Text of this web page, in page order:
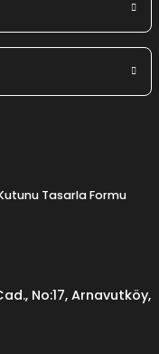
Tasarla Formu
No:17, Arnavutköy,